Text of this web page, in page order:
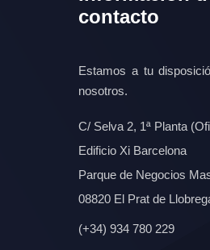
contacto
Estamos a tu
nosotros.
C/ Selva 2, 1ª Planta
Edificio Xi Barcelona
Parque de Negocios
08820 El Prat de
(+34) 934 780 229